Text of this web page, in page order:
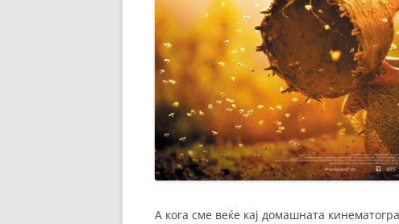
А кога сме веќе кај домашната